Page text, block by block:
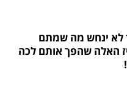
לא ינחש מה שמתם
האלה שהפך אותם לכה